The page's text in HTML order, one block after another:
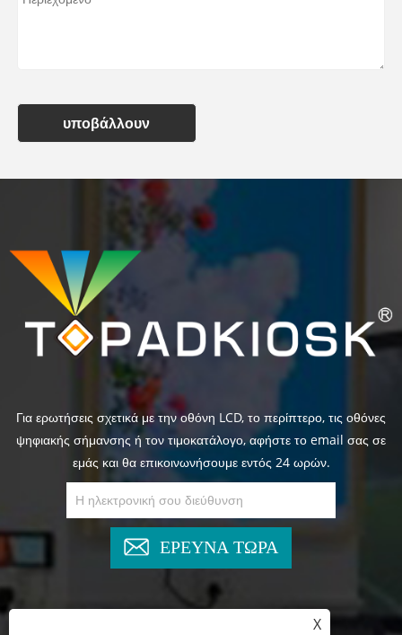
υποβάλλουν
Για ερωτήσεις σχετικά με την οθόνη LCD, το περίπτερο, τις οθόνες
ψηφιακής σήμανσης ή τον τιμοκατάλογο, αφήστε το email σας σε
εμάς και θα επικοινωνήσουμε εντός 24 ωρών.
ΕΡΕΥΝΑ ΤΩΡΑ
X